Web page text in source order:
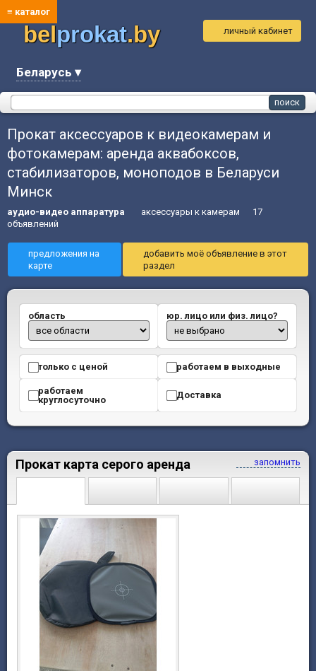
≡ каталог
belprokat.by
Беларусь ▾
личный кабинет
Прокат аксессуаров к видеокамерам и
фотокамерам: аренда аквабоксов,
стабилизаторов, моноподов в Беларуси
Минск
аудио-видео аппаратура аксессуары к камерам
17
объявлений
предложения на
карте
добавить моё объявление в этот
раздел
область юр. лицо или физ. лицо?
только с ценой работаем в выходные
работаем
круглосуточно
Доставка
запомнить
Прокат карта серого аренда